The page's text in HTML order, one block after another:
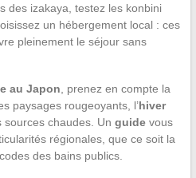
des izakaya, testez les konbini
un hébergement local : ces
pleinement le séjour sans
au Japon , prenez en compte la
paysages rougeoyants, l’hiver
sources chaudes. Un guidevous
régionales, que ce soit la
des bains publics.